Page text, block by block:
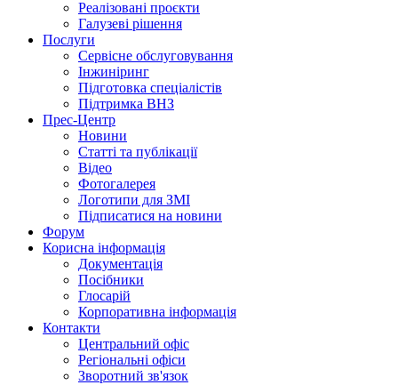
Реалізовані проєкти
Галузеві рішення
Послуги
Сервісне обслуговування
Інжиніринг
Підготовка спеціалістів
Підтримка ВНЗ
Прес-Центр
Новини
Статті та публікації
Відео
Фотогалерея
Логотипи для ЗМІ
Підписатися на новини
Форум
Корисна інформація
Документація
Посібники
Глосарій
Корпоративна інформація
Контакти
Центральний офіс
Регіональні офіси
Зворотний зв'язок